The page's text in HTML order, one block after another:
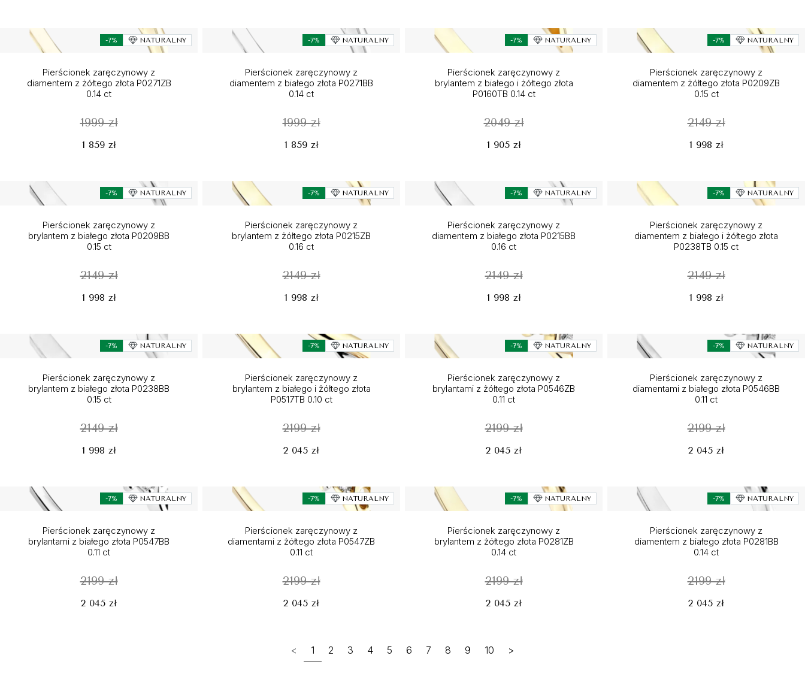
-7% NATURALNY
Pierścionek zaręczynowy z
diamentem z żółtego złota P0271ZB
0.14 ct
1999 zł
1 859 zł
-7% NATURALNY
Pierścionek zaręczynowy z
diamentem z białego złota P0271BB
0.14 ct
1999 zł
1 859 zł
-7% NATURALNY
Pierścionek zaręczynowy z
brylantem z białego i żółtego złota
P0160TB 0.14 ct
2049 zł
1 905 zł
-7% NATURALNY
Pierścionek zaręczynowy z
diamentem z żółtego złota P0209ZB
0.15 ct
2149 zł
1 998 zł
-7% NATURALNY
Pierścionek zaręczynowy z
brylantem z białego złota P0209BB
0.15 ct
2149 zł
1 998 zł
-7% NATURALNY
Pierścionek zaręczynowy z
brylantem z żółtego złota P0215ZB
0.16 ct
2149 zł
1 998 zł
-7% NATURALNY
Pierścionek zaręczynowy z
diamentem z białego złota P0215BB
0.16 ct
2149 zł
1 998 zł
-7% NATURALNY
Pierścionek zaręczynowy z
diamentem z białego i żółtego złota
P0238TB 0.15 ct
2149 zł
1 998 zł
-7% NATURALNY
Pierścionek zaręczynowy z
brylantem z białego złota P0238BB
0.15 ct
2149 zł
1 998 zł
-7% NATURALNY
Pierścionek zaręczynowy z
brylantem z białego i żółtego złota
P0517TB 0.10 ct
2199 zł
2 045 zł
-7% NATURALNY
Pierścionek zaręczynowy z
brylantami z żółtego złota P0546ZB
0.11 ct
2199 zł
2 045 zł
-7% NATURALNY
Pierścionek zaręczynowy z
diamentami z białego złota P0546BB
0.11 ct
2199 zł
2 045 zł
-7% NATURALNY
Pierścionek zaręczynowy z
brylantami z białego złota P0547BB
0.11 ct
2199 zł
2 045 zł
-7% NATURALNY
Pierścionek zaręczynowy z
diamentami z żółtego złota P0547ZB
0.11 ct
2199 zł
2 045 zł
-7% NATURALNY
Pierścionek zaręczynowy z
brylantem z żółtego złota P0281ZB
0.14 ct
2199 zł
2 045 zł
-7% NATURALNY
Pierścionek zaręczynowy z
diamentem z białego złota P0281BB
0.14 ct
2199 zł
2 045 zł
< 1 2 3 4 5 6 7 8 9 10 >